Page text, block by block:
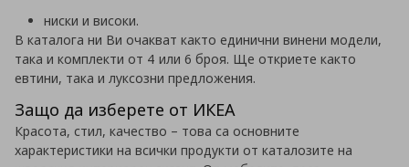
ниски и високи.
В каталога ни Ви очакват както единични винени модели,
така и комплекти от 4 или 6 броя. Ще откриете както
евтини, така и луксозни предложения.
Защо да изберете от ИКЕА
Красота, стил, качество – това са основните
характеристики на всички продукти от каталозите на